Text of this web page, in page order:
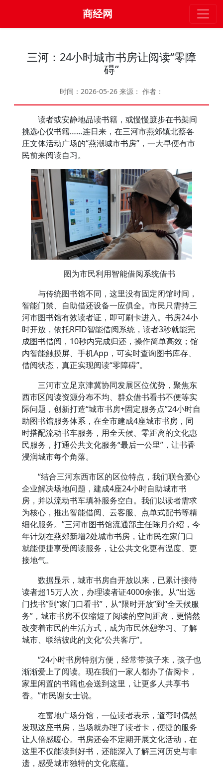
商经网
三河：24小时城市书房让阅读“零障
碍”
时间：2026-05-26 来源： 作者：
读者或安静地品读书籍，或慢慢踱步在书架间
挑选心仪书籍……连日来，在三河市燕郊镇北蔡各
庄文体活动广场的“燕潮城市书房”，一大早便有市
民前来阅读自习。
图为市民利用智能借阅系统借书
与传统图书馆不同，这里没有固定闭馆时间，
智能门禁、自助借还设备一应俱全。市民只需持三
河市图书馆有效读者证，即可刷卡进入。书房24小
时开放，依托RFID智能借阅系统，读者3秒就能完
成图书借阅，10秒内完成归还，操作简单高效；馆
内智能触摸屏、手机App，可实时查询图书库存、
借阅状态，真正实现阅读“零障碍”。
三河市立足京津冀协同发展区位优势，聚焦东
西市区阅读资源分布不均、群众借书看书不便等实
际问题，创新打造“城市书房+固定服务点”24小时自
助图书馆服务体系，在全市建成4座城市书房，同
时搭配流动书车服务，用全天候、零距离的文化惠
民服务，打通公共文化服务“最后一公里”，让书香
浸润城市每个角落。
“结合三河东西市区的区位特点，我们联合爱心
企业解决场地问题，建成4座24小时自助城市书
房，并以流动书车填补服务空白。我们以读者需求
为核心，推出智能借阅、云客服、点单式配书等精
细化服务。”三河市图书馆流通部主任陈月介绍，今
年计划在燕郊新增2处城市书房，让市民在家门口
就能便捷享受阅读服务，让公共文化更有温度、更
接地气。
数据显示，城市书房自开放以来，已累计接待
读者超15万人次，办理读者证4000余张。从“出远
门找书”到“家门口看书”，从“限时开放”到“全天候服
务”，城市书房不仅缩短了阅读的空间距离，更悄然
改变着市民的生活方式，成为市民休憩学习、了解
城市、联结彼此的文化“公共客厅”。
“24小时书房特别方便，经常带孩子来，孩子也
渐渐爱上了阅读。现在我们一家人都办了借阅卡，
家里闲置的书籍也会送到这里，让更多人共享书
香。”市民谢女士说。
在富地广场分馆，一位读者表示，遛弯时偶然
发现这座书房，当场就办理了读者卡，便捷的服务
让人倍感暖心。书房还会不定期开展文化活动，在
这里不仅能读到好书，还能深入了解三河历史与非
遗，感受城市独特的文化底蕴。